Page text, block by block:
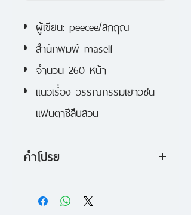
ผู้เขียน: peecee/สกฤณ
สำนักพิมพ์ maself
จำนวน 260 หน้า
แนวเรื่อง วรรณกรรมเยาวชน
แฟนตาซีสืบสวน
คำโปรย
มิใช่ข่าวของเมื่อวาน